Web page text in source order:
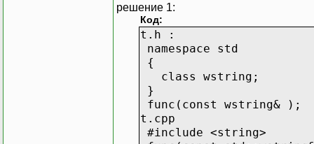
решение 1:
Код:
t.h :
namespace std
{
class wstring;
}
func(const wstring& );
t.cpp
#include <string>